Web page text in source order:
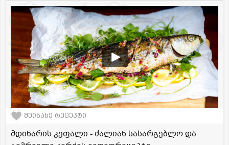
შეინახე რეცეპტი
მდინარის კეფალი - ძალიან სასარგებლო და